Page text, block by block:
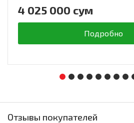
4 025 000 сум
Подробно
Отзывы покупателей